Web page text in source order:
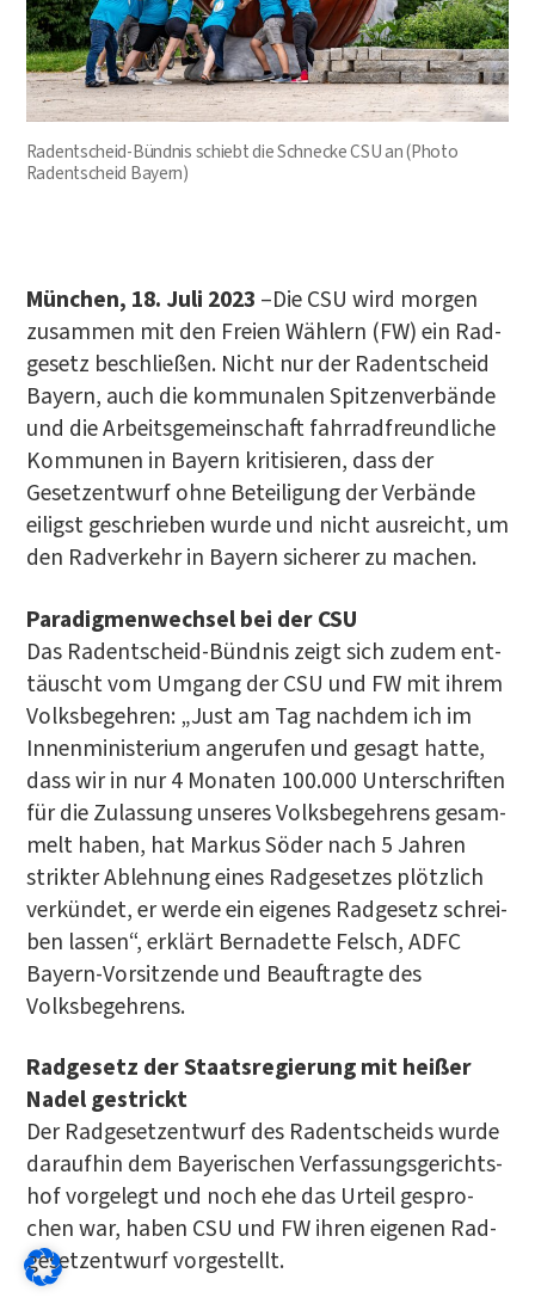
Radent­scheid-Bünd­nis schiebt die Schne­cke CSU an (Pho­to
Radent­scheid Bayern)
Mün­chen, 18. Juli 2023 –Die CSU wird mor­gen
zusam­men mit den Frei­en Wäh­lern (FW) ein Rad­
ge­setz beschlie­ßen. Nicht nur der Radent­scheid
Bay­ern, auch die kom­mu­na­len Spit­zen­ver­bän­de
und die Arbeits­ge­mein­schaft fahr­rad­freund­li­che
Kom­mu­nen in Bay­ern kri­ti­sie­ren, dass der
Gesetz­ent­wurf ohne Betei­li­gung der Ver­bän­de
eiligst geschrie­ben wur­de und nicht aus­reicht, um
den Rad­ver­kehr in Bay­ern siche­rer zu machen.
Para­dig­men­wech­sel bei der CSU
Das Radent­scheid-Bünd­nis zeigt sich zudem ent­
täuscht vom Umgang der CSU und FW mit ihrem
Volks­be­geh­ren: „Just am Tag nach­dem ich im
Innen­mi­nis­te­ri­um ange­ru­fen und gesagt hat­te,
dass wir in nur 4 Mona­ten 100.000 Unter­schrif­ten
für die Zulas­sung unse­res Volks­be­geh­rens gesam­
melt haben, hat Mar­kus Söder nach 5 Jah­ren
strik­ter Ableh­nung eines Rad­ge­set­zes plötz­lich
ver­kün­det, er wer­de ein eige­nes Rad­ge­setz schrei­
ben las­sen“, erklärt Ber­na­dette Felsch, ADFC
Bay­ern-Vor­sit­zen­de und Beauf­trag­te des
Volksbegehrens.
Rad­ge­setz der Staats­re­gie­rung mit hei­ßer
Nadel gestrickt
Der Rad­ge­setz­ent­wurf des Radent­scheids wur­de
dar­auf­hin dem Baye­ri­schen Ver­fas­sungs­ge­richts­
hof vor­ge­legt und noch ehe das Urteil gespro­
chen war, haben CSU und FW ihren eige­nen Rad­
ge­setz­ent­wurf vorgestellt.